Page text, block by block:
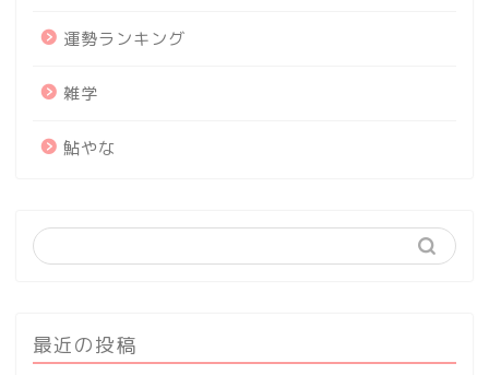
運勢ランキング
雑学
鮎やな
最近の投稿